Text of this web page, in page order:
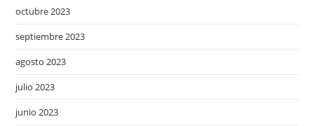
octubre 2023
septiembre 2023
agosto 2023
julio 2023
junio 2023